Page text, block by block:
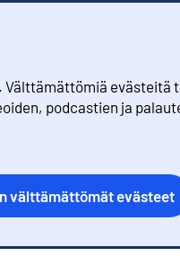
evästeitä
podcastien ja
välttämättömät evästeet